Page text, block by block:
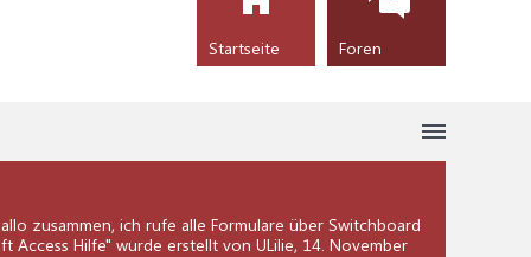
zusammen, ich rufe alle Formulare über Switchboard
Access Hilfe" wurde erstellt von ULilie, 14. November
Startseite Foren